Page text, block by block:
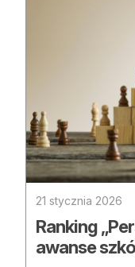
100 lat
Zostań
Archiwum
Kontakt
21 stycznia 2026
Ranking
awanse